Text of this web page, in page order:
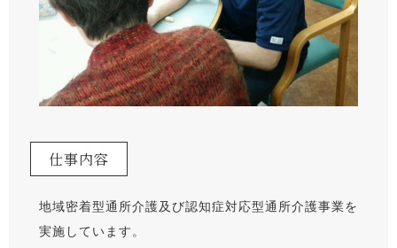
仕事内容
地域密着型通所介護及び認知症対応型通所介護事業を
実施しています。